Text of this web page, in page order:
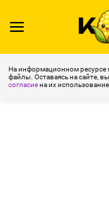
На информационном ресурсе
файлы. Оставаясь на сайте,
согласиена их использование.